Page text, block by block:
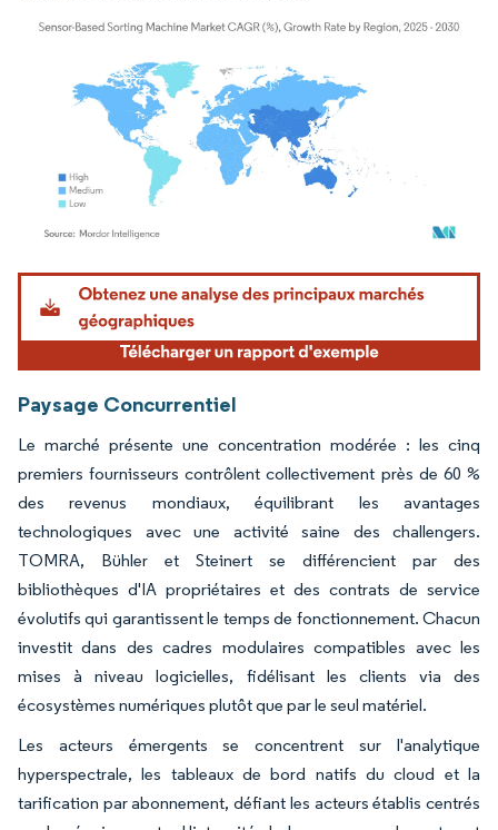
Image © Mordor Intelligence. La réutilisation nécessite une attribution sous CC BY
Paysage Concurrentiel
Le marché présente une concentration modérée : les cinq
premiers fournisseurs contrôlent collectivement près de 60 %
des revenus mondiaux, équilibrant les avantages
technologiques avec une activité saine des challengers.
TOMRA, Bühler et Steinert se différencient par des
bibliothèques d'IA propriétaires et des contrats de service
évolutifs qui garantissent le temps de fonctionnement. Chacun
investit dans des cadres modulaires compatibles avec les
mises à niveau logicielles, fidélisant les clients via des
écosystèmes numériques plutôt que par le seul matériel.
Les acteurs émergents se concentrent sur l'analytique
hyperspectrale, les tableaux de bord natifs du cloud et la
tarification par abonnement, défiant les acteurs établis centrés